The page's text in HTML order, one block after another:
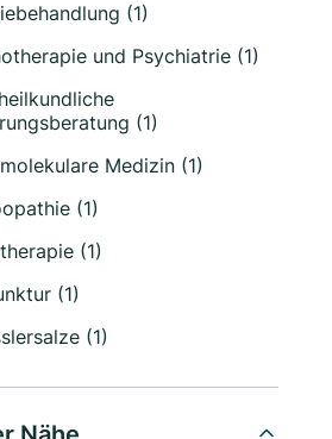
(1)
und Psychiatrie (1)
(1)
Medizin (1)
(1)
(1)
(1)
(1)